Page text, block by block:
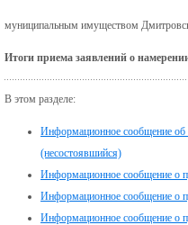
муниципальным
Итоги приема заявлений о
В этом разделе:
Информационное сообщение об
(несостоявшийся)
Информационное сообщение о
Информационное сообщение о
Информационное сообщение о